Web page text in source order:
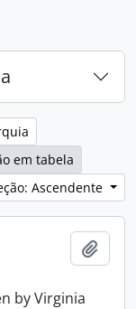
em tabela
Ascendente
by Virginia